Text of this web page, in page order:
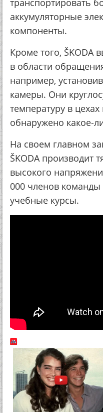
транспортировать
аккумуляторные
компоненты.
Кроме того, ŠKODA
в области
например,
камеры. Они
температуру в
обнаружено какое-
На своем главном
ŠKODA производит
высокого
000 членов
учебные курсы.